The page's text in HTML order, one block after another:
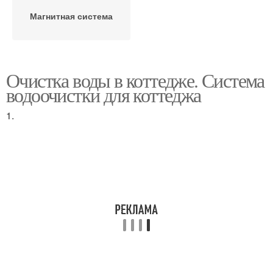
Магнитная система
Очистка воды в коттедже. Система
водоочистки для коттеджа
1.